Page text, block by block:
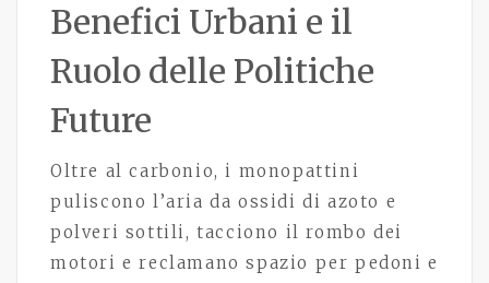
Benefici Urbani e il
Ruolo delle Politiche
Future
Oltre al carbonio, i monopattini
puliscono l’aria da ossidi di azoto e
polveri sottili, tacciono il rombo dei
motori e reclamano spazio per pedoni e